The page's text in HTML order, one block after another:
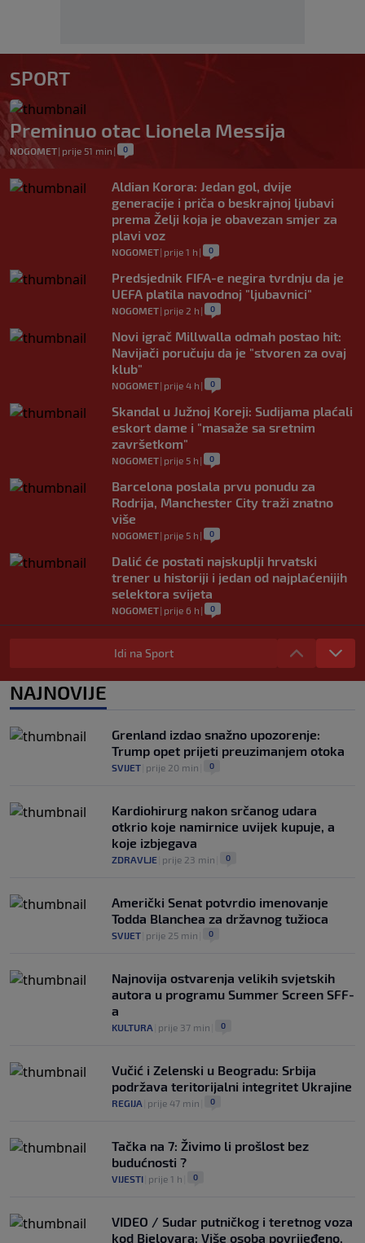
SPORT
Preminuo otac Lionela Messija
NOGOMET| prije 51 min | 0
Aldian Korora: Jedan gol, dvije
generacije i priča o beskrajnoj ljubavi
prema Želji koja je obavezan smjer za
plavi voz
NOGOMET| prije 1 h | 0
Predsjednik FIFA-e negira tvrdnju da je
UEFA platila navodnoj "ljubavnici"
NOGOMET| prije 2 h | 0
Novi igrač Millwalla odmah postao hit:
Navijači poručuju da je "stvoren za ovaj
klub"
NOGOMET| prije 4 h | 0
Skandal u Južnoj Koreji: Sudijama plaćali
eskort dame i "masaže sa sretnim
završetkom"
NOGOMET| prije 5 h | 0
Barcelona poslala prvu ponudu za
Rodrija, Manchester City traži znatno
više
NOGOMET| prije 5 h | 0
Dalić će postati najskuplji hrvatski
trener u historiji i jedan od najplaćenijih
selektora svijeta
NOGOMET| prije 6 h | 0
Otkriveno ko je bio Georginina prva
ljubav: Njihova priča ponovo postala
0
se uključio u utrku za Lukakua
0
Idi na Sport
NAJNOVIJE
Grenland izdao snažno upozorenje:
Trump opet prijeti preuzimanjem otoka
SVIJET prije 20 min 0
Kardiohirurg nakon srčanog udara
otkrio koje namirnice uvijek kupuje, a
koje izbjegava
ZDRAVLJE prije 23 min 0
Američki Senat potvrdio imenovanje
Todda Blanchea za državnog tužioca
SVIJET prije 25 min 0
Najnovija ostvarenja velikih svjetskih
autora u programu Summer Screen SFF-
a
KULTURA prije 37 min 0
Vučić i Zelenski u Beogradu: Srbija
podržava teritorijalni integritet Ukrajine
REGIJA prije 47 min 0
Tačka na 7: Živimo li prošlost bez
budućnosti ?
VIJESTI prije 1 h 0
VIDEO / Sudar putničkog i teretnog voza
kod Bjelovara: Više osoba povrijeđeno,